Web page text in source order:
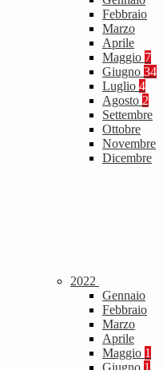
Febbraio
Marzo
Aprile
Maggio 7
Giugno 34
Luglio 4
Agosto 2
Settembre
Ottobre
Novembre
Dicembre
2022
Gennaio
Febbraio
Marzo
Aprile
Maggio 1